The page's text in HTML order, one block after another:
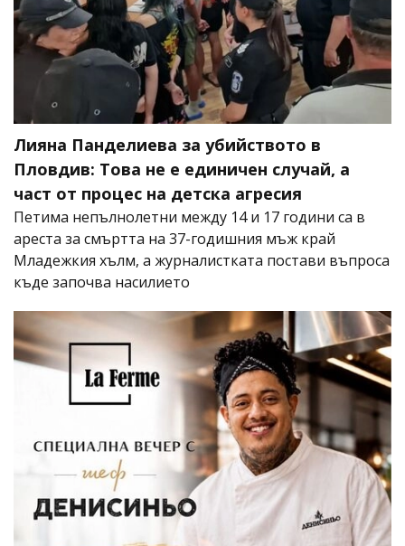
Лияна Панделиева за убийството в
Пловдив: Това не е единичен случай, а
част от процес на детска агресия
Петима непълнолетни между 14 и 17 години са в
ареста за смъртта на 37-годишния мъж край
Младежкия хълм, а журналистката постави въпроса
къде започва насилието